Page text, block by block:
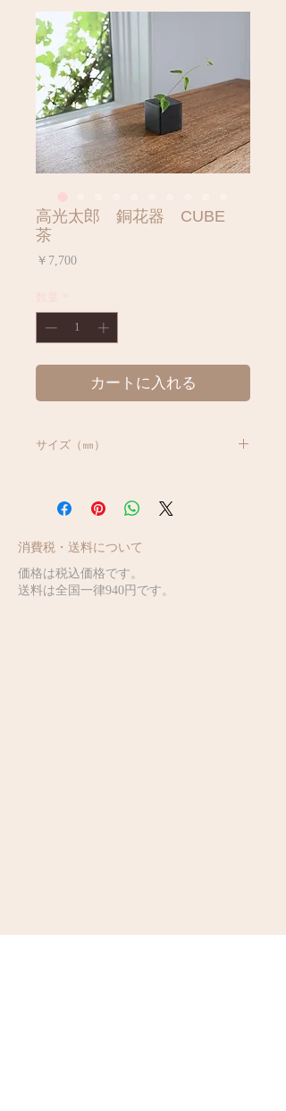
高光太郎 銅花器 CUBE
茶
￥7,700価
カートに入れる
サイズ（㎜）
消費税・送料について
価格は税込価格です。
送料は全国一律940円です。